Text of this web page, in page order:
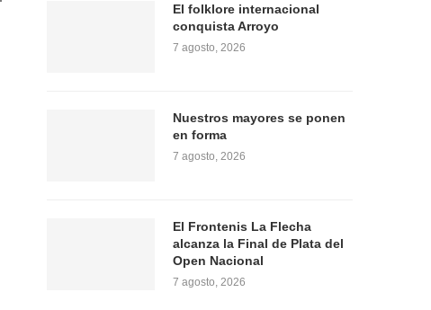
El folklore internacional
conquista Arroyo
7 agosto, 2026
Nuestros mayores se ponen
en forma
7 agosto, 2026
El Frontenis La Flecha
alcanza la Final de Plata del
Open Nacional
7 agosto, 2026